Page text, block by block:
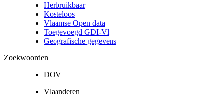
Herbruikbaar
Kosteloos
Vlaamse Open data
Toegevoegd GDI-Vl
Geografische gegevens
Zoekwoorden
DOV
Vlaanderen